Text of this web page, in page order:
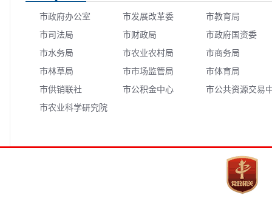
市政府办公室 市发展改革委
市教育局
市司法局
市财政局
市政府国资委
市水务局
市农业农村局
市商务局
市林草局
市市场监管局
市体育局
市供销联社
市公积金中心
市公共资源交易
市农业科学研究院